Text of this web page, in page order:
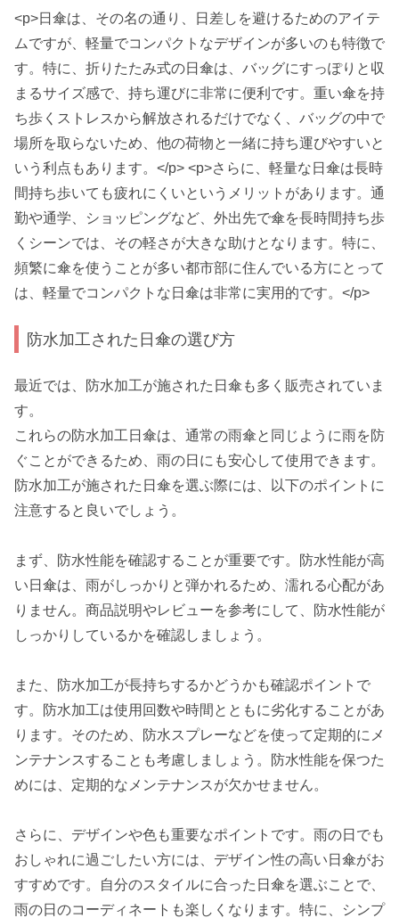
<p>日傘は、その名の通り、日差しを避けるためのアイテ
ムですが、軽量でコンパクトなデザインが多いのも特徴で
す。特に、折りたたみ式の日傘は、バッグにすっぽりと収
まるサイズ感で、持ち運びに非常に便利です。重い傘を持
ち歩くストレスから解放されるだけでなく、バッグの中で
場所を取らないため、他の荷物と一緒に持ち運びやすいと
いう利点もあります。</p> <p>さらに、軽量な日傘は長時
間持ち歩いても疲れにくいというメリットがあります。通
勤や通学、ショッピングなど、外出先で傘を長時間持ち歩
くシーンでは、その軽さが大きな助けとなります。特に、
頻繁に傘を使うことが多い都市部に住んでいる方にとって
は、軽量でコンパクトな日傘は非常に実用的です。</p>
防水加工された日傘の選び方
最近では、防水加工が施された日傘も多く販売されていま
す。
これらの防水加工日傘は、通常の雨傘と同じように雨を防
ぐことができるため、雨の日にも安心して使用できます。
防水加工が施された日傘を選ぶ際には、以下のポイントに
注意すると良いでしょう。
まず、防水性能を確認することが重要です。防水性能が高
い日傘は、雨がしっかりと弾かれるため、濡れる心配があ
りません。商品説明やレビューを参考にして、防水性能が
しっかりしているかを確認しましょう。
また、防水加工が長持ちするかどうかも確認ポイントで
す。防水加工は使用回数や時間とともに劣化することがあ
ります。そのため、防水スプレーなどを使って定期的にメ
ンテナンスすることも考慮しましょう。防水性能を保つた
めには、定期的なメンテナンスが欠かせません。
さらに、デザインや色も重要なポイントです。雨の日でも
おしゃれに過ごしたい方には、デザイン性の高い日傘がお
すすめです。自分のスタイルに合った日傘を選ぶことで、
雨の日のコーディネートも楽しくなります。特に、シンプ